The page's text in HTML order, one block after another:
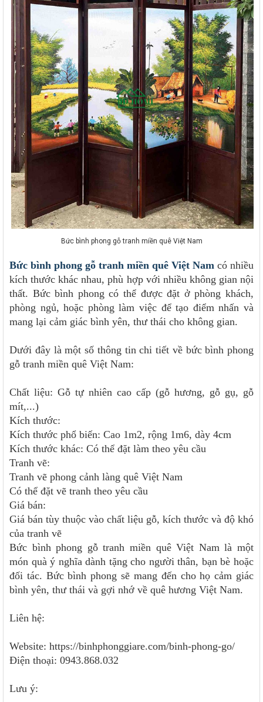
Bức bình phong gỗ tranh miền quê Việt Nam
Bức bình phong gỗ tranh miền quê Việt Nam có nhiều
kích thước khác nhau, phù hợp với nhiều không gian nội
thất. Bức bình phong có thể được đặt ở phòng khách,
phòng ngủ, hoặc phòng làm việc để tạo điểm nhấn và
mang lại cảm giác bình yên, thư thái cho không gian.
Dưới đây là một số thông tin chi tiết về bức bình phong
gỗ tranh miền quê Việt Nam:
Chất liệu: Gỗ tự nhiên cao cấp (gỗ hương, gỗ gụ, gỗ
mít,...)
Kích thước:
Kích thước phổ biến: Cao 1m2, rộng 1m6, dày 4cm
Kích thước khác: Có thể đặt làm theo yêu cầu
Tranh vẽ:
Tranh vẽ phong cảnh làng quê Việt Nam
Có thể đặt vẽ tranh theo yêu cầu
Giá bán:
Giá bán tùy thuộc vào chất liệu gỗ, kích thước và độ khó
của tranh vẽ
Bức bình phong gỗ tranh miền quê Việt Nam là một
món quà ý nghĩa dành tặng cho người thân, bạn bè hoặc
đối tác. Bức bình phong sẽ mang đến cho họ cảm giác
bình yên, thư thái và gợi nhớ về quê hương Việt Nam.
Liên hệ:
Website: https://binhphonggiare.com/binh-phong-go/
Điện thoại: 0943.868.032
Lưu ý: